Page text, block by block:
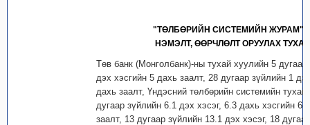
"ТӨЛБӨРИЙН СИСТЕМИЙН ЖУРАМ"-
НЭМЭЛТ, ӨӨРЧЛӨЛТ ОРУУЛАХ ТУХАЙ
Төв банк (Монголбанк)-ны тухай хуулийн 5 дугаар
дэх хэсгийн 5 дахь заалт, 28 дугаар зүйлийн 1
дахь заалт, Үндэсний төлбөрийн системийн
дугаар зүйлийн 6.1 дэх хэсэг, 6.3 дахь хэсгийн
заалт, 13 дугаар зүйлийн 13.1 дэх хэсэг, 18